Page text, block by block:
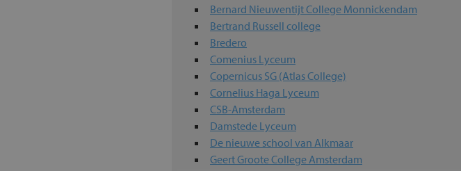
Bernard Nieuwentijt College Monnickendam
Bertrand Russell college
Bredero
Comenius Lyceum
Copernicus SG (Atlas College)
Cornelius Haga Lyceum
CSB-Amsterdam
Damstede Lyceum
De nieuwe school van Alkmaar
Geert Groote College Amsterdam